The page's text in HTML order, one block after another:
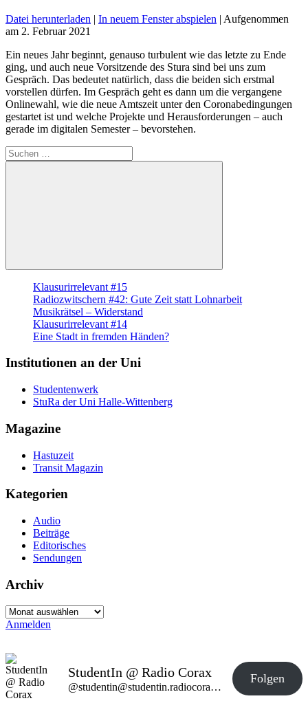
Datei herunterladen | In neuem Fenster abspielen | Aufgenommen
am 2. Februar 2021
Ein neues Jahr beginnt, genauso turbulent wie das letzte zu Ende
ging, und auch neue Vorsitzende des Stura sind bei uns zum
Gespräch. Das bedeutet natürlich, dass die beiden sich erstmal
vorstellen dürfen. Im Gespräch geht es dann um die vergangene
Onlinewahl, wie die neue Amtszeit unter den Coronabedingungen
gestartet ist und welche Projekte und Herausforderungen – auch
gerade im digitalen Semester – bevorstehen.
Suche
nach:
Suchen
Klausurirrelevant #15
Radiozwitschern #42: Gute Zeit statt Lohnarbeit
Musikrätsel – Widerstand
Klausurirrelevant #14
Eine Stadt in fremden Händen?
Institutionen an der Uni
Studentenwerk
StuRa der Uni Halle-Wittenberg
Magazine
Hastuzeit
Transit Magazin
Kategorien
Audio
Beiträge
Editorisches
Sendungen
Archiv
Archiv
Anmelden
StudentIn @ Radio Corax
@studentin@studentin.radiocorax.de
Folgen